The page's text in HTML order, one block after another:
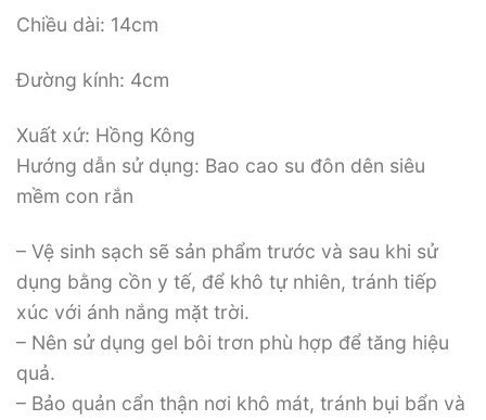
Chiều dài: 14cm
Đường kính: 4cm
Xuất xứ: Hồng Kông
Hướng dẫn sử dụng: Bao cao su đôn dên siêu
mềm con rắn
– Vệ sinh sạch sẽ sản phẩm trước và sau khi sử
dụng bằng cồn y tế, để khô tự nhiên, tránh tiếp
xúc với ánh nắng mặt trời.
– Nên sử dụng gel bôi trơn phù hợp để tăng hiệu
quả.
– Bảo quản cẩn thận nơi khô mát, tránh bụi bẩn và